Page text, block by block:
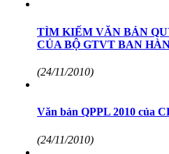
TÌM KIẾM VĂN BẢN
CỦA BỘ GTVT BAN
(24/11/2010)
Văn bản QPPL 2010 của
(24/11/2010)